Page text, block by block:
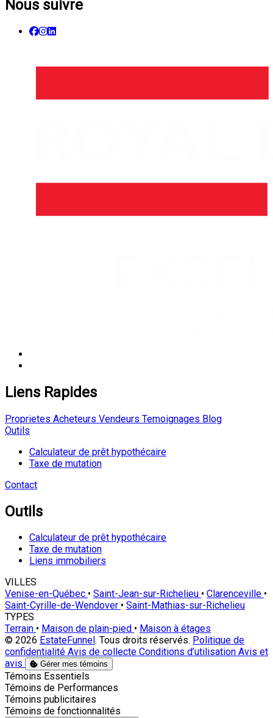
Nous suivre
Liens Rapides
Proprietes Acheteurs Vendeurs Temoignages Blog
Outils
Calculateur de prêt hypothécaire
Taxe de mutation
Contact
Outils
Calculateur de prêt hypothécaire
Taxe de mutation
Liens immobiliers
VILLES
Venise-en-Québec • Saint-Jean-sur-Richelieu • Clarenceville •
Saint-Cyrille-de-Wendover • Saint-Mathias-sur-Richelieu
TYPES
Terrain • Maison de plain-pied • Maison à étages
© 2026 EstateFunnel . Tous droits réservés. Politique de
confidentialité Avis de collecte Conditions d’utilisation Avis et
avis
Gérer mes témoins
Activer
Témoins Essentiels
Activer
Témoins de Performances
Activer
Témoins publicitaires
Activer
Témoins de fonctionnalités